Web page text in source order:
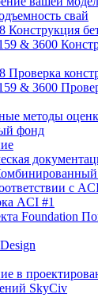
свай
Конструкция
& 3600
Проверка
& 3600
методы
фонд
с
ACI #1
Foundation
в
SkyCiv